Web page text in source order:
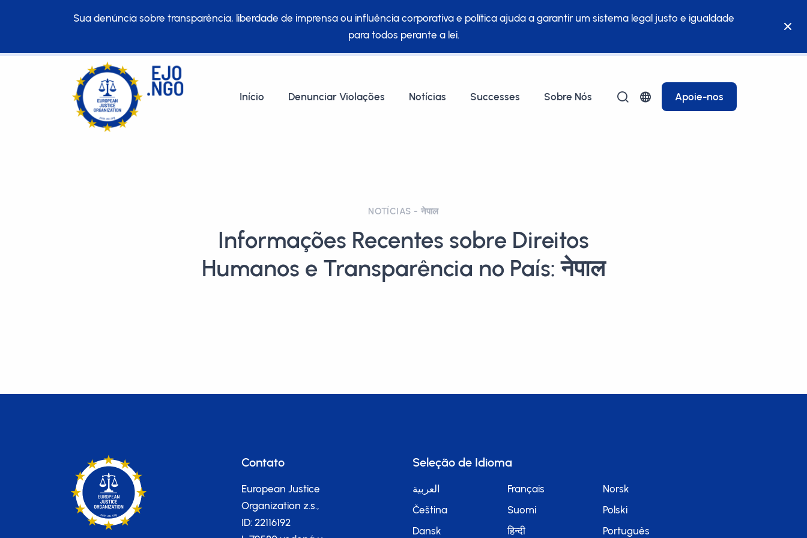
Sua denúncia sobre transparência, liberdade de imprensa ou influência corporativa e política ajuda a garantir um sistema legal justo e igualdade
para todos perante a lei.
Início Denunciar Violações Notícias Successes Sobre Nós Apoie-nos
NOTÍCIAS - नेपाल
Informações Recentes sobre Direitos
Humanos e Transparência no País: नेपाल
Contato
European Justice
Organization z.s.,
ID: 22116192
Seleção de Idioma
العربية
Čeština
Dansk
Français
Suomi
हिन्दी
Norsk
Polski
Português